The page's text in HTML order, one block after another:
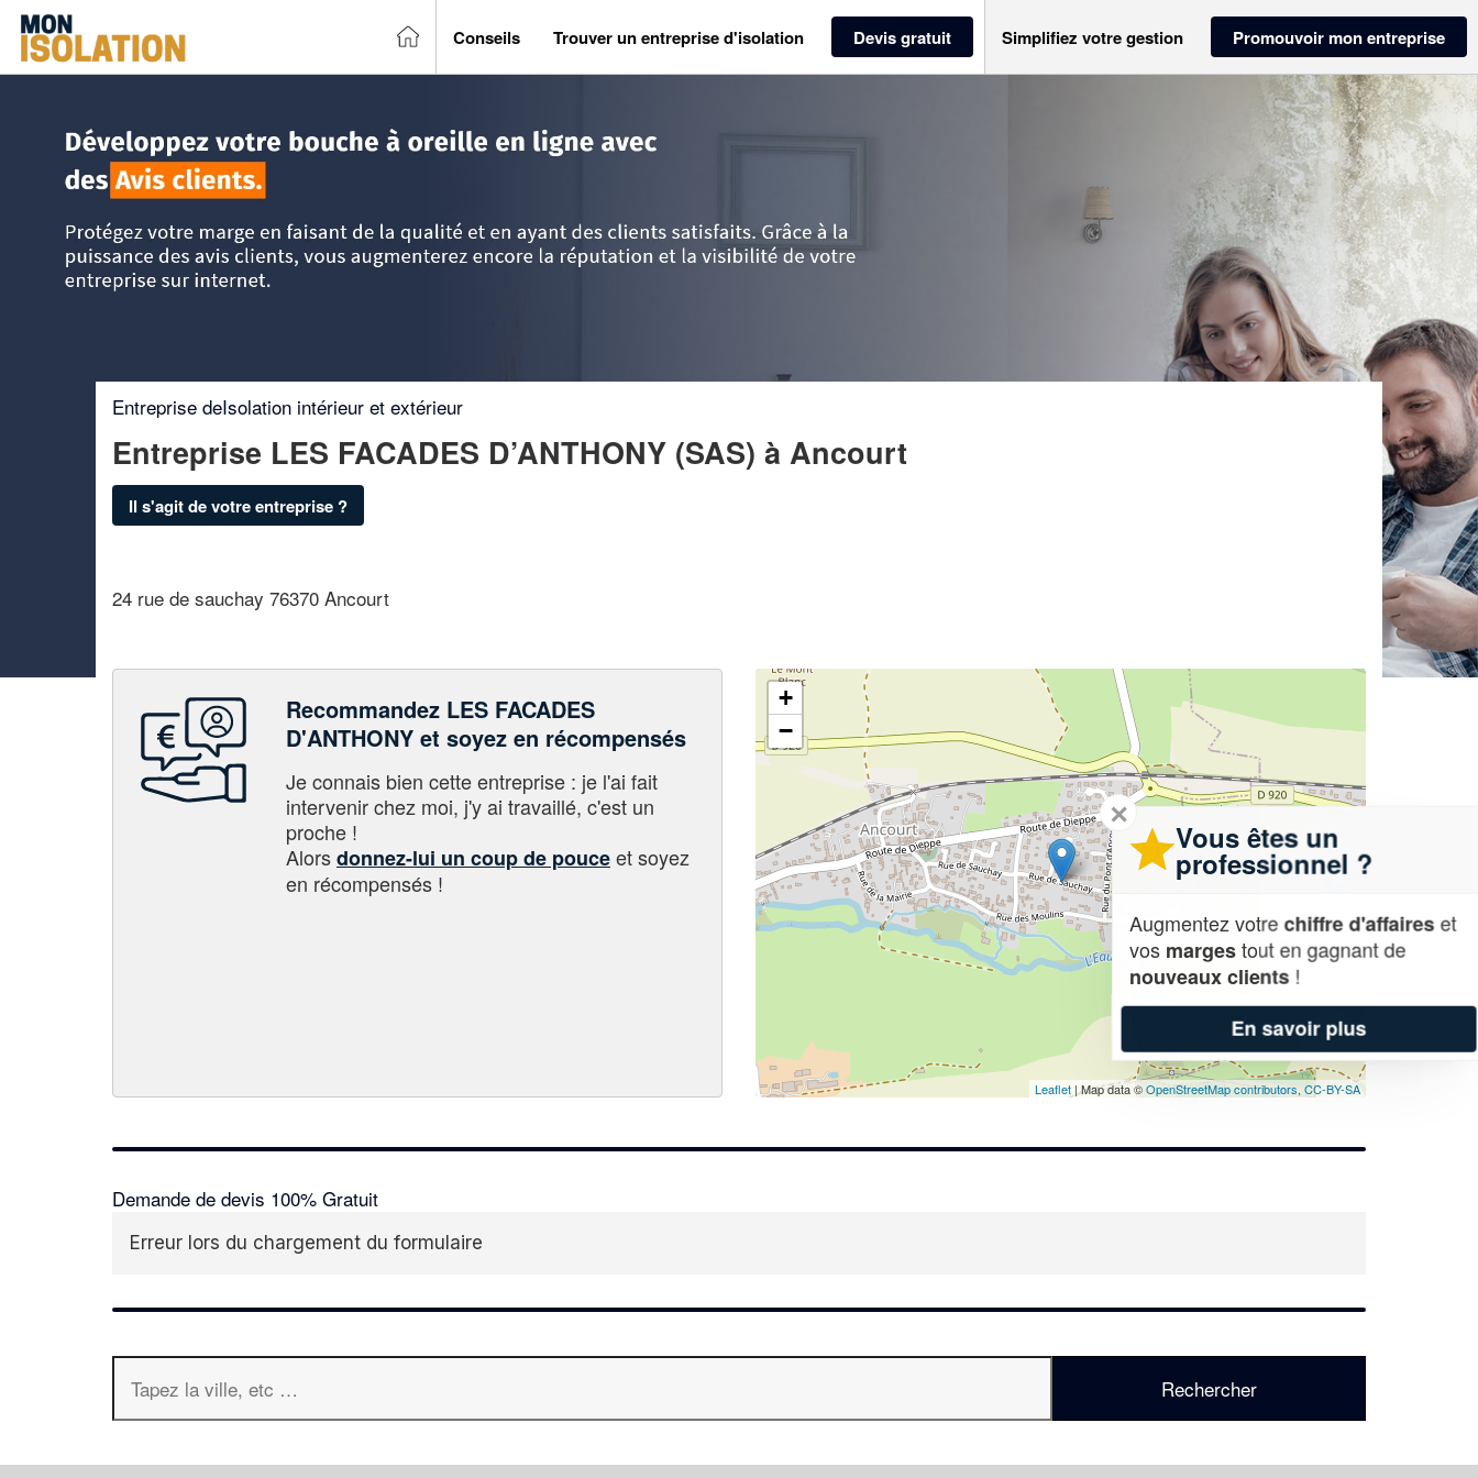
Conseils Trouver un entreprise d'isolation Devis gratuit Simplifiez votre gestion Promouvoir mon entreprise
Entreprise deIsolation intérieur et extérieur
Entreprise LES FACADES D’ANTHONY (SAS) à Ancourt
Il s'agit de votre entreprise ?
24 rue de sauchay 76370 Ancourt
Recommandez LES FACADES
D'ANTHONY et soyez en récompensés
Je connais bien cette entreprise : je l'ai fait
intervenir chez moi, j'y ai travaillé, c'est un
proche !
Alorsdonnez-lui un coup de pouceet soyez
en récompensés !
+
−
Leaflet | Map data ©OpenStreetMap contributors, CC-BY-SA
Demande de devis 100% Gratuit
Erreur lors du chargement du formulaire
✕
Vous êtes un
professionnel ?
Augmentez votrechiffre d'affaireset
vosmargestout en gagnant de
nouveaux clients!
En savoir plus